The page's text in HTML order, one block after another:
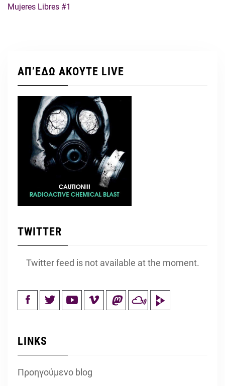
Mujeres Libres #1
ΑΠ’ΕΔΩ ΑΚΟΥΤΕ LIVE
TWITTER
Twitter feed is not available at the moment.
LINKS
Προηγούμενο blog